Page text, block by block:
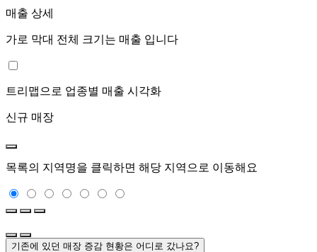
매출 상세
가로 막대 전체 크기는 매출 입니다
트리맵으로 업종별 매출 시각화
신규 매장
목록의 지역명을 클릭하면 해당 지역으로 이동해요
기존에 있던 매장 증감 현황은 어디로 갔나요?